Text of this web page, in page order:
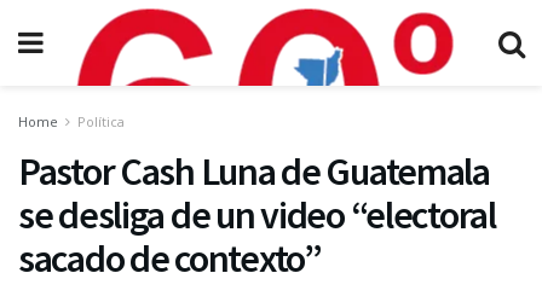
Home Política
Pastor Cash Luna de Guatemala
se desliga de un video “electoral
sacado de contexto”